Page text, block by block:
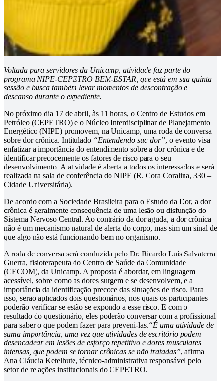
Voltada para servidores da Unicamp, atividade faz parte do
programa NIPE-CEPETRO BEM-ESTAR, que está em sua quinta
sessão e busca também levar momentos de descontração e
descanso durante o expediente.
No próximo dia 17 de abril, às 11 horas, o Centro de Estudos em
Petróleo (CEPETRO) e o Núcleo Interdisciplinar de Planejamento
Energético (NIPE) promovem, na Unicamp, uma roda de conversa
sobre dor crônica. Intitulado “Entendendo sua dor”, o evento visa
enfatizar a importância do entendimento sobre a dor crônica e de
identificar precocemente os fatores de risco para o seu
desenvolvimento. A atividade é aberta a todos os interessados e será
realizada na sala de conferência do NIPE (R. Cora Coralina, 330 –
Cidade Universitária).
De acordo com a Sociedade Brasileira para o Estudo da Dor, a dor
crônica é geralmente consequência de uma lesão ou disfunção do
Sistema Nervoso Central. Ao contrário da dor aguda, a dor crônica
não é um mecanismo natural de alerta do corpo, mas sim um sinal de
que algo não está funcionando bem no organismo.
A roda de conversa será conduzida pelo Dr. Ricardo Luís Salvaterra
Guerra, fisioterapeuta do Centro de Saúde da Comunidade
(CECOM), da Unicamp. A proposta é abordar, em linguagem
acessível, sobre como as dores surgem e se desenvolvem, e a
importância da identificação precoce das situações de risco. Para
isso, serão aplicados dois questionários, nos quais os participantes
poderão verificar se estão se expondo a esse risco. E com o
resultado do questionário, eles poderão conversar com a profissional
para saber o que podem fazer para preveni-las.“É uma atividade de
suma importância, uma vez que atividades de escritório podem
desencadear em lesões de esforço repetitivo e dores musculares
intensas, que podem se tornar crônicas se não tratadas”, afirma
Ana Cláudia Ketelhute, técnico-administrativa responsável pelo
setor de relações institucionais do CEPETRO.